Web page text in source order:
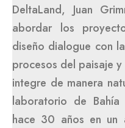
DeltaLand, Juan
abordar los
diseño dialogue con
procesos del paisaje
integre de manera
laboratorio de
hace 30 años en un